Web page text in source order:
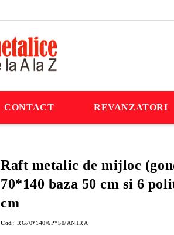
CONTACT REVANZATORI
Raft metalic de mijloc
70*140 baza 50 cm si 6
cm
Cod: RG70*140/6P*50/ANTRA